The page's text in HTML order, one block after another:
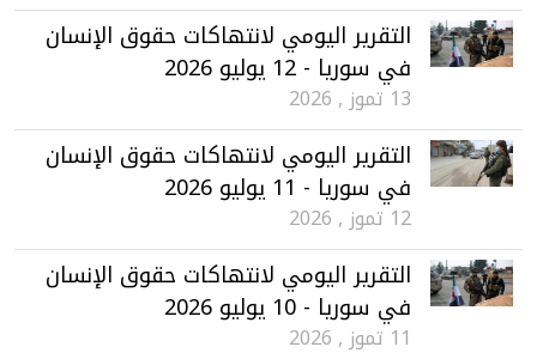
التقرير اليومي لانتهاكات حقوق الإنسان
في سوريا - 12 يوليو 2026
13 تموز , 2026
التقرير اليومي لانتهاكات حقوق الإنسان
في سوريا - 11 يوليو 2026
12 تموز , 2026
التقرير اليومي لانتهاكات حقوق الإنسان
في سوريا - 10 يوليو 2026
11 تموز , 2026